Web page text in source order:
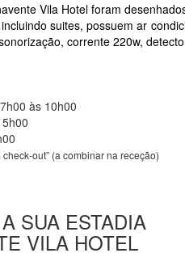
Vila Hotel foram
suites, possuem ar
corrente 220w,
às 10h00
out” (a combinar na receção)
SUA ESTADIA
VILA HOTEL